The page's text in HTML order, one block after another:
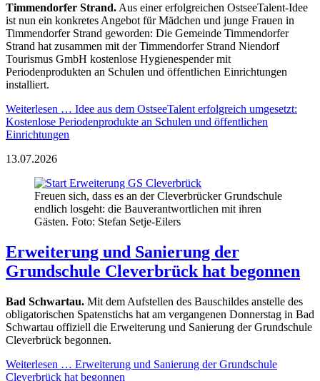
Timmendorfer Strand. Aus einer erfolgreichen OstseeTalent-Idee
ist nun ein konkretes Angebot für Mädchen und junge Frauen in
Timmendorfer Strand geworden: Die Gemeinde Timmendorfer
Strand hat zusammen mit der Timmendorfer Strand Niendorf
Tourismus GmbH kostenlose Hygienespender mit
Periodenprodukten an Schulen und öffentlichen Einrichtungen
installiert.
Weiterlesen … Idee aus dem OstseeTalent erfolgreich umgesetzt:
Kostenlose Periodenprodukte an Schulen und öffentlichen
Einrichtungen
13.07.2026
Freuen sich, dass es an der Cleverbrücker Grundschule
endlich losgeht: die Bauverantwortlichen mit ihren
Gästen. Foto: Stefan Setje-Eilers
Erweiterung und Sanierung der
Grundschule Cleverbrück hat begonnen
Bad Schwartau. Mit dem Aufstellen des Bauschildes anstelle des
obligatorischen Spatenstichs hat am vergangenen Donnerstag in Bad
Schwartau offiziell die Erweiterung und Sanierung der Grundschule
Cleverbrück begonnen.
Weiterlesen … Erweiterung und Sanierung der Grundschule
Cleverbrück hat begonnen